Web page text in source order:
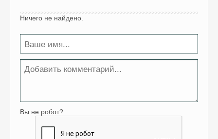
Ничего не найдено.
Вы не робот?